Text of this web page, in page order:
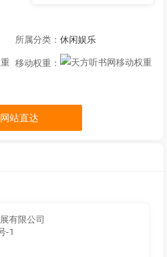
所属分类： 休闲娱乐
移动权重：
网站直达
有限公司
-1